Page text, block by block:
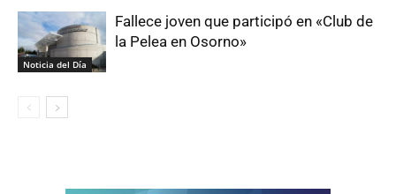
Noticia del Día
Fallece joven que participó en «Club de
la Pelea en Osorno»